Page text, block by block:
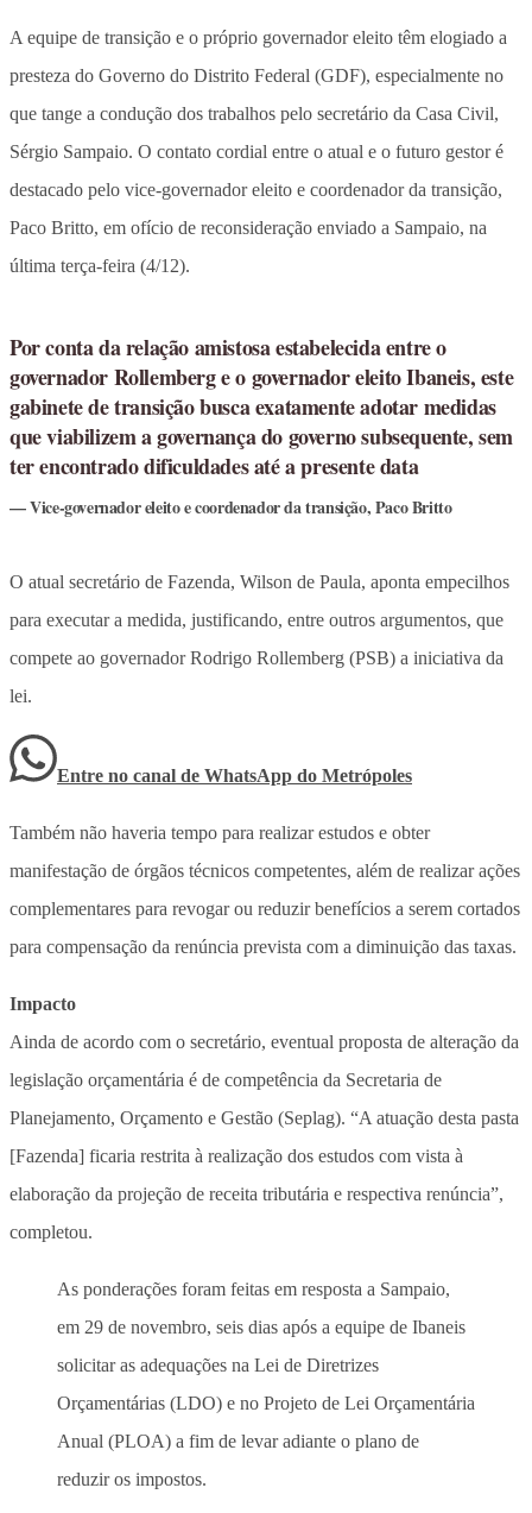
A equipe de transição e o próprio governador eleito têm elogiado a
presteza do Governo do Distrito Federal (GDF), especialmente no
que tange a condução dos trabalhos pelo secretário da Casa Civil,
Sérgio Sampaio. O contato cordial entre o atual e o futuro gestor é
destacado pelo vice-governador eleito e coordenador da transição,
Paco Britto, em ofício de reconsideração enviado a Sampaio, na
última terça-feira (4/12).
Por conta da relação amistosa estabelecida entre o
governador Rollemberg e o governador eleito Ibaneis, este
gabinete de transição busca exatamente adotar medidas
que viabilizem a governança do governo subsequente, sem
ter encontrado dificuldades até a presente data
Vice-governador eleito e coordenador da transição, Paco Britto
O atual secretário de Fazenda, Wilson de Paula, aponta empecilhos
para executar a medida, justificando, entre outros argumentos, que
compete ao governador Rodrigo Rollemberg (PSB) a iniciativa da
lei.
Entre no canal de WhatsApp do Metrópoles
Também não haveria tempo para realizar estudos e obter
manifestação de órgãos técnicos competentes, além de realizar ações
complementares para revogar ou reduzir benefícios a serem cortados
para compensação da renúncia prevista com a diminuição das taxas.
Impacto
Ainda de acordo com o secretário, eventual proposta de alteração da
legislação orçamentária é de competência da Secretaria de
Planejamento, Orçamento e Gestão (Seplag). “A atuação desta pasta
[Fazenda] ficaria restrita à realização dos estudos com vista à
elaboração da projeção de receita tributária e respectiva renúncia”,
completou.
As ponderações foram feitas em resposta a Sampaio,
em 29 de novembro, seis dias após a equipe de Ibaneis
solicitar as adequações na Lei de Diretrizes
Orçamentárias (LDO) e no Projeto de Lei Orçamentária
Anual (PLOA) a fim de levar adiante o plano de
reduzir os impostos.